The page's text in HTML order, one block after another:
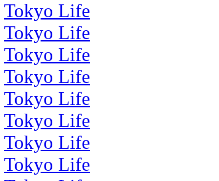
Tokyo Life
Tokyo Life
Tokyo Life
Tokyo Life
Tokyo Life
Tokyo Life
Tokyo Life
Tokyo Life